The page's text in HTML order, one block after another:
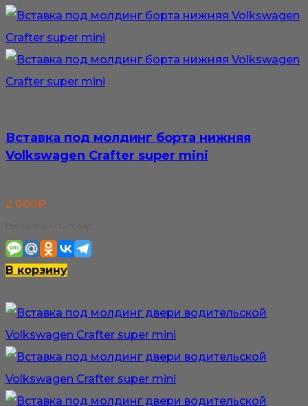
Вставка под молдинг борта нижняя
Volkswagen Crafter super mini
2 000₽
В корзину